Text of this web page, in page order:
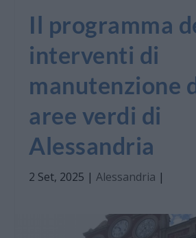
Il programma
interventi di
manutenzione
aree verdi di
Alessandria
2 Set, 2025 |Alessandria |